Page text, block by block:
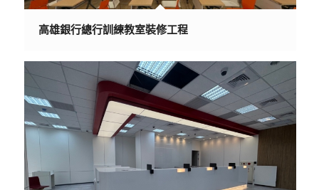
高雄銀行總行訓練教室裝修工程